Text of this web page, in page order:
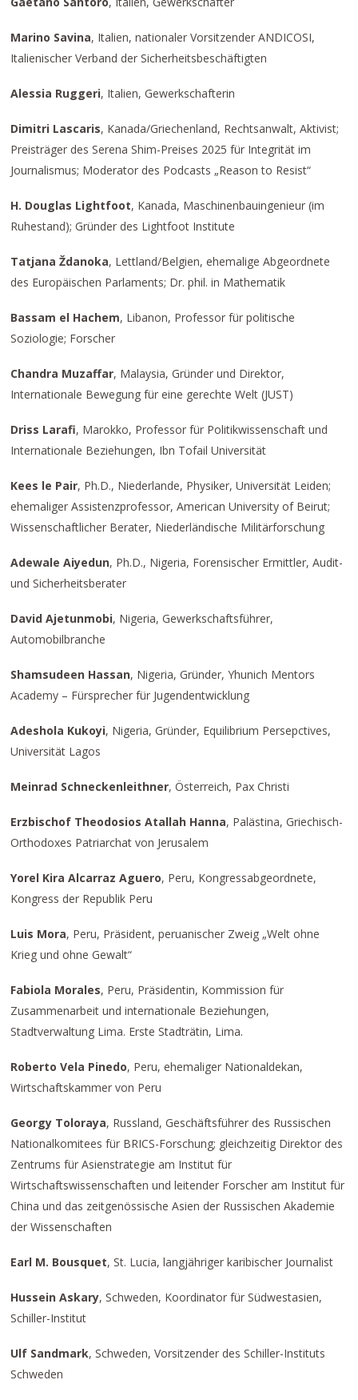
Marino Savina, Italien, nationaler Vorsitzender ANDICOSI,
Italienischer Verband der Sicherheitsbeschäftigten
Alessia Ruggeri, Italien, Gewerkschafterin
Dimitri Lascaris, Kanada/Griechenland, Rechtsanwalt, Aktivist;
Preisträger des Serena Shim-Preises 2025 für Integrität im
Journalismus; Moderator des Podcasts „Reason to Resist“
H. Douglas Lightfoot, Kanada, Maschinenbauingenieur (im
Ruhestand); Gründer des Lightfoot Institute
Tatjana Ždanoka, Lettland/Belgien, ehemalige Abgeordnete
des Europäischen Parlaments; Dr. phil. in Mathematik
Bassam el Hachem, Libanon, Professor für politische
Soziologie; Forscher
Chandra Muzaffar, Malaysia, Gründer und Direktor,
Internationale Bewegung für eine gerechte Welt (JUST)
Driss Larafi, Marokko, Professor für Politikwissenschaft und
Internationale Beziehungen, Ibn Tofail Universität
Kees le Pair, Ph.D., Niederlande, Physiker, Universität Leiden;
ehemaliger Assistenzprofessor, American University of Beirut;
Wissenschaftlicher Berater, Niederländische Militärforschung
Adewale Aiyedun, Ph.D., Nigeria, Forensischer Ermittler, Audit-
und Sicherheitsberater
David Ajetunmobi, Nigeria, Gewerkschaftsführer,
Automobilbranche
Shamsudeen Hassan, Nigeria, Gründer, Yhunich Mentors
Academy – Fürsprecher für Jugendentwicklung
Adeshola Kukoyi, Nigeria, Gründer, Equilibrium Persepctives,
Universität Lagos
Meinrad Schneckenleithner, Österreich, Pax Christi
Erzbischof Theodosios Atallah Hanna, Palästina, Griechisch-
Orthodoxes Patriarchat von Jerusalem
Yorel Kira Alcarraz Aguero, Peru, Kongressabgeordnete,
Kongress der Republik Peru
Luis Mora, Peru, Präsident, peruanischer Zweig „Welt ohne
Krieg und ohne Gewalt“
Fabiola Morales, Peru, Präsidentin, Kommission für
Zusammenarbeit und internationale Beziehungen,
Stadtverwaltung Lima. Erste Stadträtin, Lima.
Roberto Vela Pinedo, Peru, ehemaliger Nationaldekan,
Wirtschaftskammer von Peru
Georgy Toloraya, Russland, Geschäftsführer des Russischen
Nationalkomitees für BRICS-Forschung; gleichzeitig Direktor des
Zentrums für Asienstrategie am Institut für
Wirtschaftswissenschaften und leitender Forscher am Institut für
China und das zeitgenössische Asien der Russischen Akademie
der Wissenschaften
Earl M. Bousquet, St. Lucia, langjähriger karibischer Journalist
Hussein Askary, Schweden, Koordinator für Südwestasien,
Schiller-Institut
Ulf Sandmark, Schweden, Vorsitzender des Schiller-Instituts
Schweden